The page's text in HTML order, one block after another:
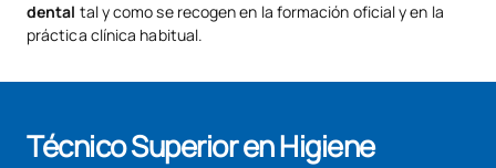
dental tal y como se recogen en la formación oficial y en la
práctica clínica habitual.
Técnico Superior en Higiene